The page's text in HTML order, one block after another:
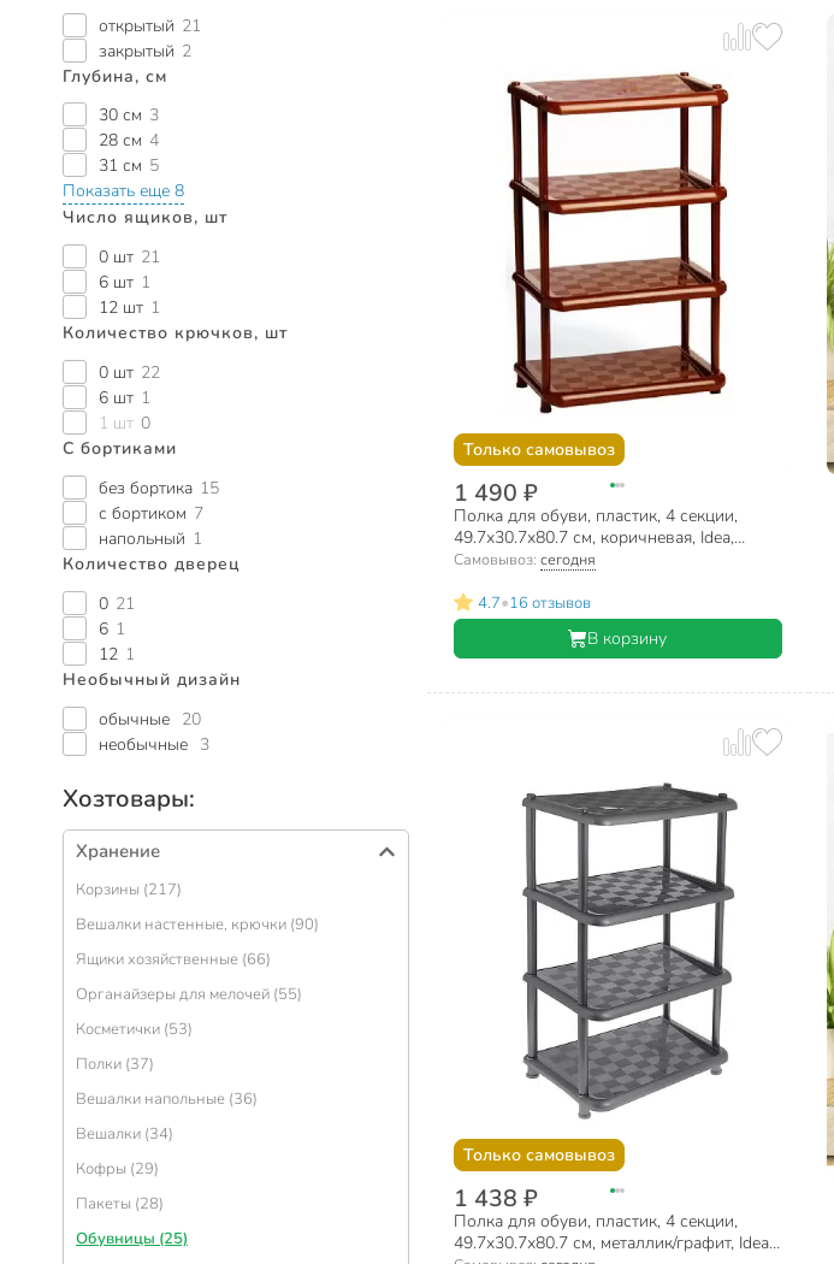
открытый 21
закрытый 2
Глубина, см
30 см 3
28 см 4
31 см 5
Показать еще 8
Число ящиков, шт
0 шт 21
6 шт 1
12 шт 1
Количество крючков, шт
0 шт 22
6 шт 1
1 шт 0
С бортиками
без бортика 15
с бортиком 7
напольный 1
Количество дверец
0 21
6 1
12 1
Необычный дизайн
обычные 20
необычные 3
Хозтовары:
Хранение
Корзины (217)
Вешалки настенные, крючки (90)
Ящики хозяйственные (66)
Органайзеры для мелочей (55)
Косметички (53)
Полки (37)
Вешалки напольные (36)
Вешалки (34)
Кофры (29)
Пакеты (28)
Обувницы (25)
Только самовывоз
1 490 ₽
Полка для обуви, пластик, 4 секции,
49.7х30.7х80.7 см, коричневая, Idea,
М2711
Самовывоз: сегодня
4.7•16 отзывов
В корзину
Только самовывоз
1 438 ₽
Полка для обуви, пластик, 4 секции,
49.7х30.7х80.7 см, металлик/графит, Idea,